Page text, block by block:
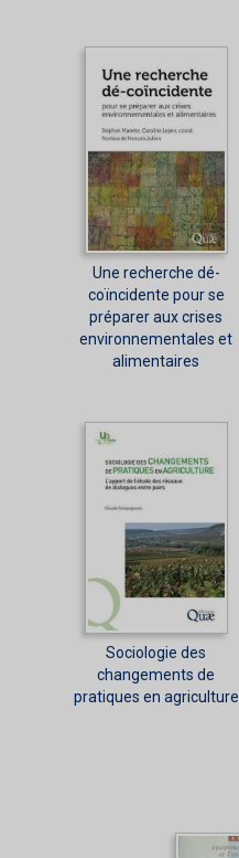
Une recherche dé-
coïncidente pour se
préparer aux crises
environnementales et
alimentaires
Sociologie des
changements de
pratiques en agriculture